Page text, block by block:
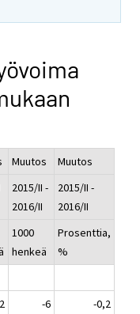
Muutos
Muutos
2015/II -
2016/II
2015/II -
2016/II
1000
henkeä
Prosenttia,
%
-6
-0,2